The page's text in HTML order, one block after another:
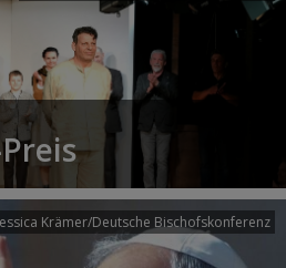
Krämer/Deutsche Bischofskonferenz